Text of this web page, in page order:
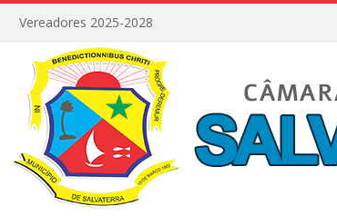
Vereadores 2025-2028